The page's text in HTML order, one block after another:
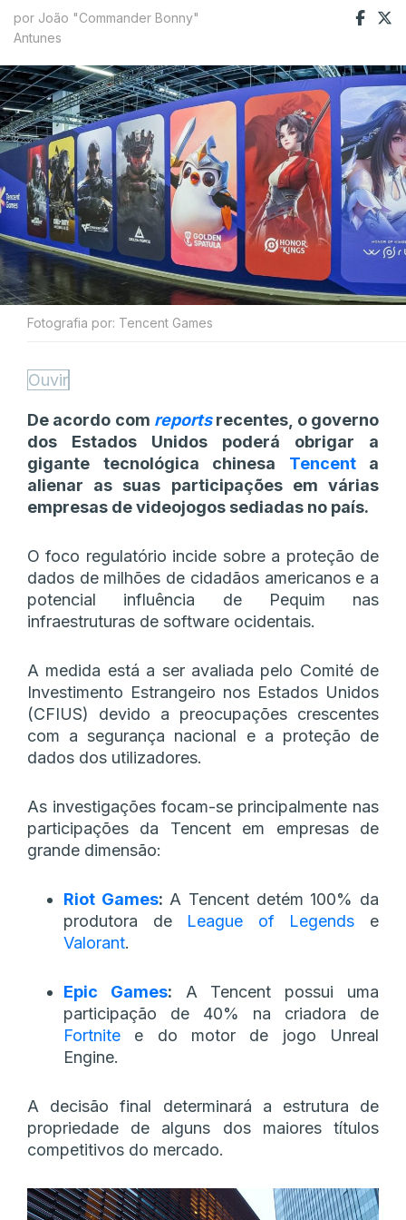
por João "Commander Bonny"
Antunes
Fotografia por: Tencent Games
Ouvir
De acordo com reportsrecentes, o governo
dos Estados Unidos poderá obrigar a
gigante tecnológica chinesa Tencenta
alienar as suas participações em várias
empresas de videojogos sediadas no país.
O foco regulatório incide sobre a proteção de
dados de milhões de cidadãos americanos e a
potencial influência de Pequim nas
infraestruturas de software ocidentais.
A medida está a ser avaliada pelo Comité de
Investimento Estrangeiro nos Estados Unidos
(CFIUS) devido a preocupações crescentes
com a segurança nacional e a proteção de
dados dos utilizadores.
As investigações focam-se principalmente nas
participações da Tencent em empresas de
grande dimensão:
Riot Games: A Tencent detém 100% da
produtora de League of Legends e
Valorant.
Epic Games: A Tencent possui uma
participação de 40% na criadora de
Fortnite e do motor de jogo Unreal
Engine.
A decisão final determinará a estrutura de
propriedade de alguns dos maiores títulos
competitivos do mercado.